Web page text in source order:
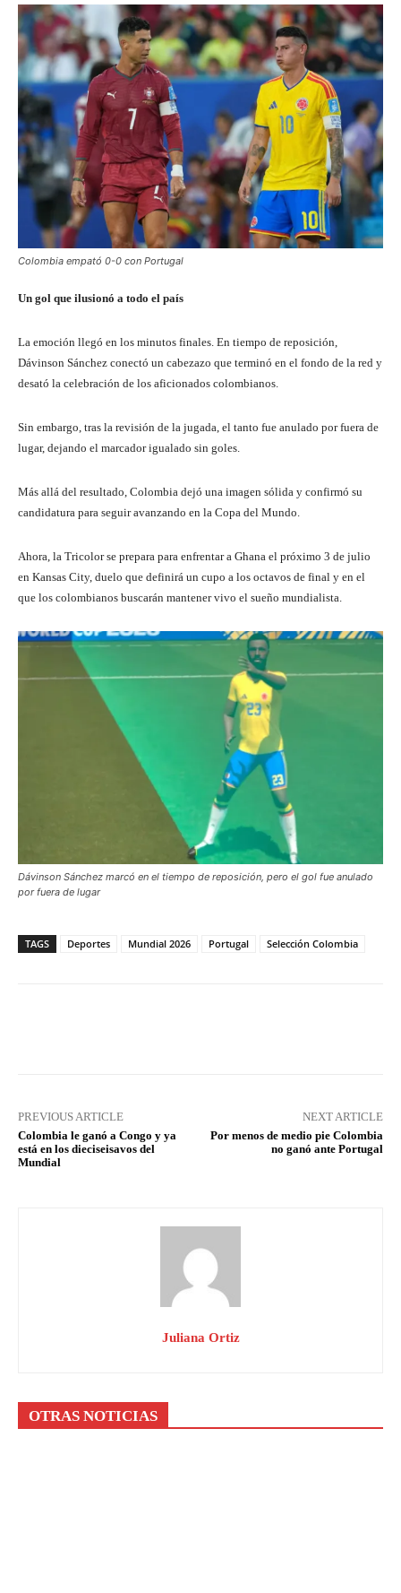
Colombia empató 0-0 con Portugal
Un gol que ilusionó a todo el país
La emoción llegó en los minutos finales. En tiempo de reposición,
Dávinson Sánchez conectó un cabezazo que terminó en el fondo de la red y
desató la celebración de los aficionados colombianos.
Sin embargo, tras la revisión de la jugada, el tanto fue anulado por fuera de
lugar, dejando el marcador igualado sin goles.
Más allá del resultado, Colombia dejó una imagen sólida y confirmó su
candidatura para seguir avanzando en la Copa del Mundo.
Ahora, la Tricolor se prepara para enfrentar a Ghana el próximo 3 de julio
en Kansas City, duelo que definirá un cupo a los octavos de final y en el
que los colombianos buscarán mantener vivo el sueño mundialista.
Dávinson Sánchez marcó en el tiempo de reposición, pero el gol fue anulado
por fuera de lugar
TAGS Deportes Mundial 2026 Portugal Selección Colombia
PREVIOUS ARTICLE
Colombia le ganó a Congo y ya
está en los dieciseisavos del
Mundial
NEXT ARTICLE
Por menos de medio pie Colombia
no ganó ante Portugal
Juliana Ortiz
OTRAS NOTICIAS